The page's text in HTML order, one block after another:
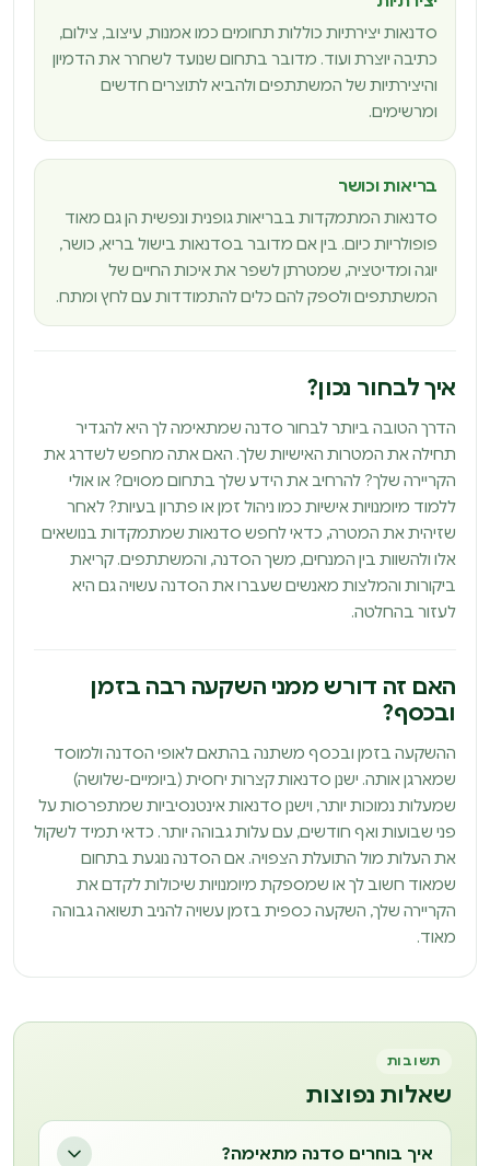
סדנאות יצירתיות כוללות תחומים כמו אמנות, עיצוב, צילום,
כתיבה יוצרת ועוד. מדובר בתחום שנועד לשחרר את הדמיון
והיצירתיות של המשתתפים ולהביא לתוצרים חדשים
ומרשימים.
בריאות וכושר
סדנאות המתמקדות בבריאות גופנית ונפשית הן גם מאוד
פופולריות כיום. בין אם מדובר בסדנאות בישול בריא, כושר,
יוגה ומדיטציה, שמטרתן לשפר את איכות החיים של
המשתתפים ולספק להם כלים להתמודדות עם לחץ ומתח.
איך לבחור נכון?
הדרך הטובה ביותר לבחור סדנה שמתאימה לך היא להגדיר
תחילה את המטרות האישיות שלך. האם אתה מחפש לשדרג את
הקריירה שלך? להרחיב את הידע שלך בתחום מסוים? או אולי
ללמוד מיומנויות אישיות כמו ניהול זמן או פתרון בעיות? לאחר
שזיהית את המטרה, כדאי לחפש סדנאות שמתמקדות בנושאים
אלו ולהשוות בין המנחים, משך הסדנה, והמשתתפים. קריאת
ביקורות והמלצות מאנשים שעברו את הסדנה עשויה גם היא
לעזור בהחלטה.
האם זה דורש ממני השקעה רבה בזמן
ובכסף?
ההשקעה בזמן ובכסף משתנה בהתאם לאופי הסדנה ולמוסד
שמארגן אותה. ישנן סדנאות קצרות יחסית (ביומיים-שלושה)
שמעלות נמוכות יותר, וישנן סדנאות אינטנסיביות שמתפרסות על
פני שבועות ואף חודשים, עם עלות גבוהה יותר. כדאי תמיד לשקול
את העלות מול התועלת הצפויה. אם הסדנה נוגעת בתחום
שמאוד חשוב לך או שמספקת מיומנויות שיכולות לקדם את
הקריירה שלך, השקעה כספית בזמן עשויה להניב תשואה גבוהה
מאוד.
תשובות
שאלות נפוצות
איך בוחרים סדנה מתאימה?